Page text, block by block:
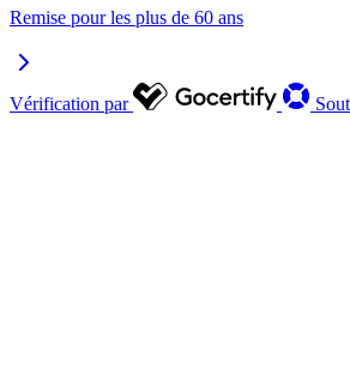
Remise pour les plus de 60 ans
Vérification par